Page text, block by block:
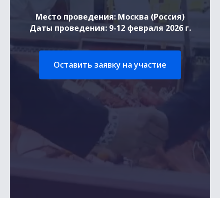
Место проведения: Москва (Россия)
Даты проведения: 9-12 февраля 2026 г.
Оставить заявку на участие